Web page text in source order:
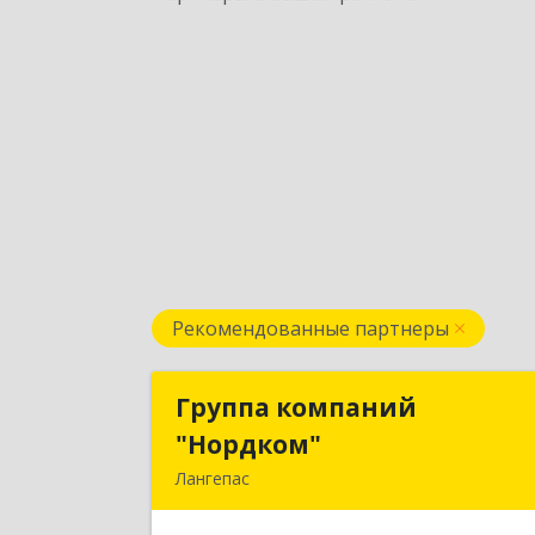
Рекомендованные партнеры
Группа компаний
"Нордком"
Лангепас
Группа компаний